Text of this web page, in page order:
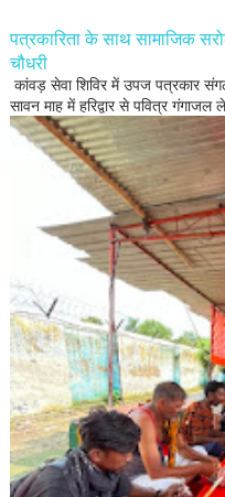
पत्रकारिता के साथ सामाजिक
चौधरी
कांवड़ सेवा शिविर में उपज पत्रकार
सावन माह में हरिद्वार से पवित्र